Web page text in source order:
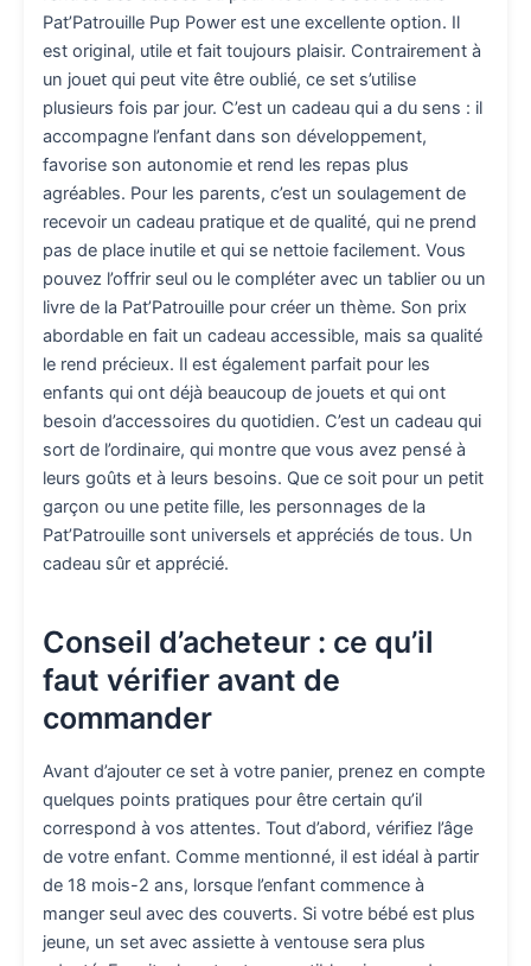
Pat’Patrouille Pup Power est une excellente option. Il
est original, utile et fait toujours plaisir. Contrairement à
un jouet qui peut vite être oublié, ce set s’utilise
plusieurs fois par jour. C’est un cadeau qui a du sens : il
accompagne l’enfant dans son développement,
favorise son autonomie et rend les repas plus
agréables. Pour les parents, c’est un soulagement de
recevoir un cadeau pratique et de qualité, qui ne prend
pas de place inutile et qui se nettoie facilement. Vous
pouvez l’offrir seul ou le compléter avec un tablier ou un
livre de la Pat’Patrouille pour créer un thème. Son prix
abordable en fait un cadeau accessible, mais sa qualité
le rend précieux. Il est également parfait pour les
enfants qui ont déjà beaucoup de jouets et qui ont
besoin d’accessoires du quotidien. C’est un cadeau qui
sort de l’ordinaire, qui montre que vous avez pensé à
leurs goûts et à leurs besoins. Que ce soit pour un petit
garçon ou une petite fille, les personnages de la
Pat’Patrouille sont universels et appréciés de tous. Un
cadeau sûr et apprécié.
Conseil d’acheteur : ce qu’il
faut vérifier avant de
commander
Avant d’ajouter ce set à votre panier, prenez en compte
quelques points pratiques pour être certain qu’il
correspond à vos attentes. Tout d’abord, vérifiez l’âge
de votre enfant. Comme mentionné, il est idéal à partir
de 18 mois-2 ans, lorsque l’enfant commence à
manger seul avec des couverts. Si votre bébé est plus
jeune, un set avec assiette à ventouse sera plus